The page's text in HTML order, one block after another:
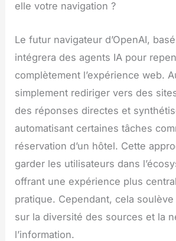
elle votre navigation ?
Le futur navigateur d’OpenAI,
intégrera des agents IA pour
complètement l’expérience web.
simplement rediriger vers des
des réponses directes et
automatisant certaines tâches
réservation d’un hôtel. Cette
garder les utilisateurs dans
offrant une expérience plus
pratique. Cependant, cela
sur la diversité des sources et la
l’information.